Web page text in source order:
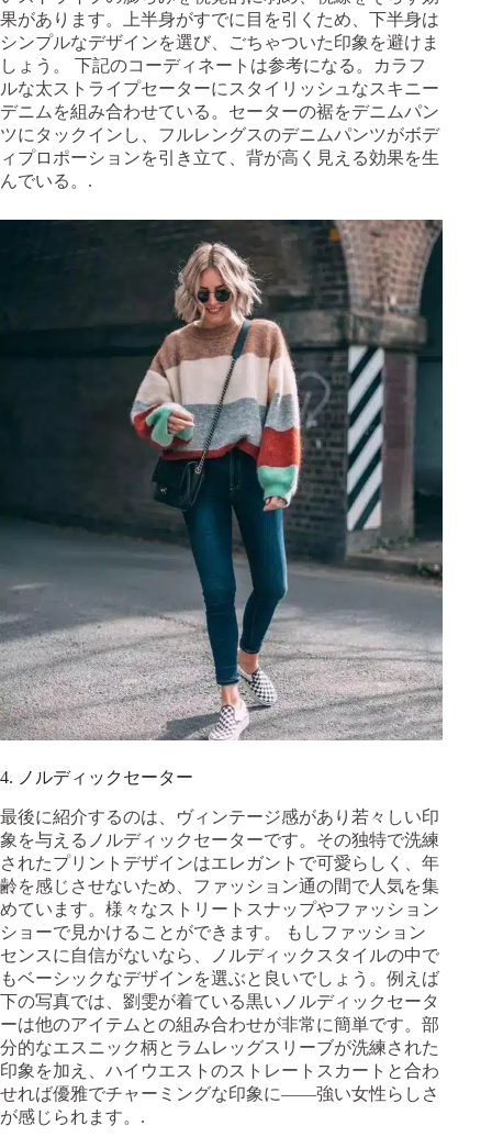
果があります。上半身がすでに目を引くため、下半身は
シンプルなデザインを選び、ごちゃついた印象を避けま
しょう。 下記のコーディネートは参考になる。カラフ
ルな太ストライプセーターにスタイリッシュなスキニー
デニムを組み合わせている。セーターの裾をデニムパン
ツにタックインし、フルレングスのデニムパンツがボデ
ィプロポーションを引き立て、背が高く見える効果を生
んでいる。.
4. ノルディックセーター
最後に紹介するのは、ヴィンテージ感があり若々しい印
象を与えるノルディックセーターです。その独特で洗練
されたプリントデザインはエレガントで可愛らしく、年
齢を感じさせないため、ファッション通の間で人気を集
めています。様々なストリートスナップやファッション
ショーで見かけることができます。 もしファッション
センスに自信がないなら、ノルディックスタイルの中で
もベーシックなデザインを選ぶと良いでしょう。例えば
下の写真では、劉雯が着ている黒いノルディックセータ
ーは他のアイテムとの組み合わせが非常に簡単です。部
分的なエスニック柄とラムレッグスリーブが洗練された
印象を加え、ハイウエストのストレートスカートと合わ
せれば優雅でチャーミングな印象に——強い女性らしさ
が感じられます。.